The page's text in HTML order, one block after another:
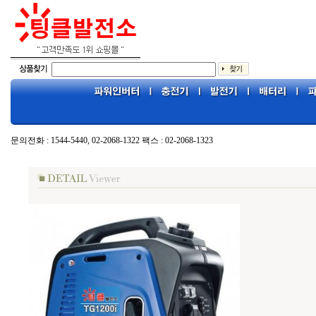
문의전화 : 1544-5440, 02-2068-1322 팩스 : 02-2068-1323